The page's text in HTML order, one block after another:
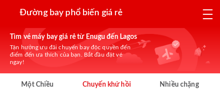
Đường bay phổ biến giá rẻ
Tìm vé máy bay giá rẻ từ Enugu đến Lagos
Tận hưởng ưu đãi chuyến bay độc quyền đến
điểm đến ưa thích của bạn. Bắt đầu đặt vé
ngay!
Một Chiều Chuyến khứ hồi Nhiều chặng